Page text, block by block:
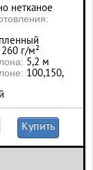
нетканое
260 г/м²
5,2 м
100, 150,
Купить